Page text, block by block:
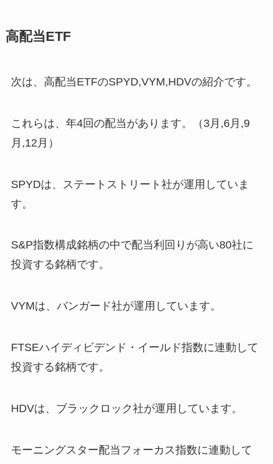
高配当ETF
次は、高配当ETFのSPYD,VYM,HDVの紹介です。
これらは、年4回の配当があります。（3月,6月,9
月,12月）
SPYDは、ステートストリート社が運用していま
す。
S&P指数構成銘柄の中で配当利回りが高い80社に
投資する銘柄です。
VYMは、バンガード社が運用しています。
FTSEハイディビデンド・イールド指数に連動して
投資する銘柄です。
HDVは、ブラックロック社が運用しています。
モーニングスター配当フォーカス指数に連動して